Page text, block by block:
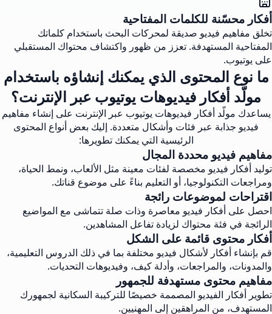
أفكار محسّنة للكلمات المفتاحية
تخلق مفاهيم فيديو صديقة لمحركات البحث باستخدام كلماتك
المفتاحية المستهدفة. تعزز من ظهور واكتشاف محتواك المستقبلي
على يوتيوب.
ما نوع المحتوى الذي يمكنك إنشاؤه باستخدام
مولّد أفكار فيديوهات يوتيوب عبر الإنترنت؟
يساعدك مولّد أفكار فيديوهات يوتيوب عبر الإنترنت على إنشاء مفاهيم
فيديو جذابة عبر فئات وأشكال متعددة. إليك بعض أنواع المحتوى
الرئيسية التي يمكنك تطويرها:
مفاهيم فيديو محددة المجال
توليد أفكار فيديو مخصصة لفئات معينة مثل الألعاب، ونمط الحياة،
ومراجعات التكنولوجيا، أو التعليم بناءً على موضوع قناتك.
اقتراحات لموضوعات رائجة
احصل على أفكار فيديو معاصرة وذات صلة تتماشى مع المواضيع
الرائجة في فئة محتواك لزيادة تفاعل المشاهدين.
أفكار محتوى قائمة على الشكل
قم بإنشاء أفكار لأشكال فيديو مختلفة بما في ذلك الدروس التعليمية،
والمدونات، والمراجعات، وأدلة كيف، وفيديوهات التحديات.
مفاهيم محتوى مستهدفة للجمهور
تطوير أفكار الفيديو المصممة خصيصًا للتركيبة السكانية لجمهورك
المستهدف، من المراهقين إلى المهنيين.